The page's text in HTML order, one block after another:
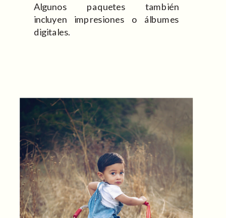
Algunos paquetes también
incluyen impresiones o álbumes
digitales.